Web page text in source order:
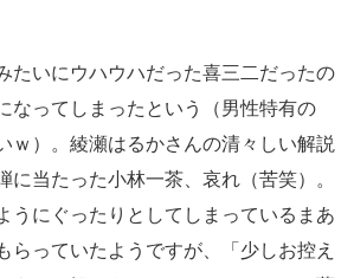
たいにウハウハだった喜三二だったの
なってしまったという（男性特有の
）。綾瀬はるかさんの清々しい解説
に当たった小林一茶、哀れ（苦笑）。
うにぐったりとしてしまっているまあ
らっていたようですが、「少しお控え